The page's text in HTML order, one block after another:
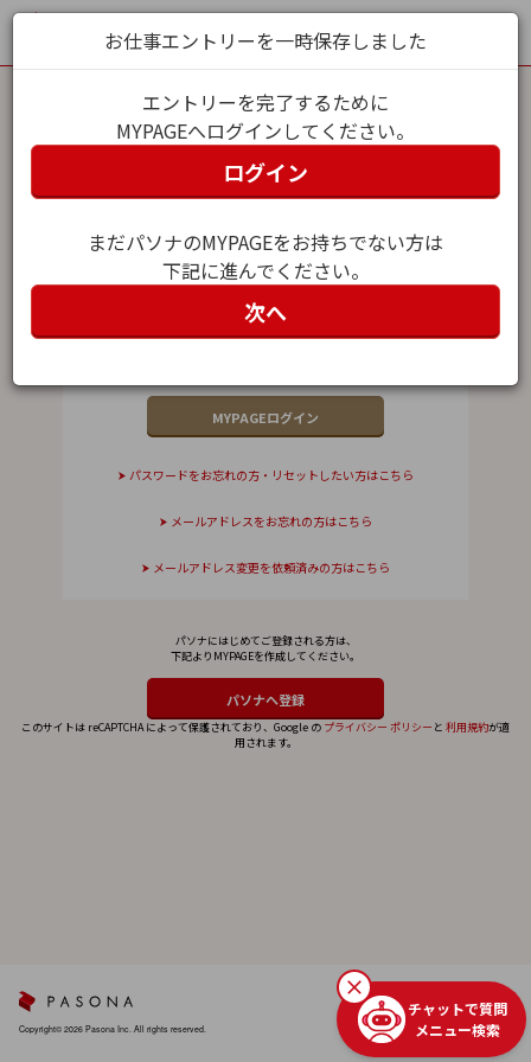
MYPAGEログイン
パスワード
パスワードをお忘れの方・リセットしたい方はこちら
メールアドレスをお忘れの方はこちら
メールアドレス変更を依頼済みの方はこちら
パソナにはじめてご登録される方は、
下記よりMYPAGEを作成してください。
このサイトは reCAPTCHA によって保護されており、Google の プライバシー ポリシー と 利用規約が適
用されます。
お仕事エントリーを一時保存しました
エントリーを完了するために
MYPAGEへログインしてください。
ログイン
まだパソナのMYPAGEをお持ちでない方は
下記に進んでください。
次へ
Copyright© 2026 Pasona Inc. All rights reserved.
チャットで質問
メニュー検索